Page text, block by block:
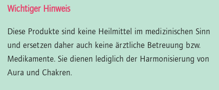
Wichtiger Hinweis
Diese Produkte sind keine Heilmittel im medizinischen Sinn
und ersetzen daher auch keine ärztliche Betreuung bzw.
Medikamente. Sie dienen lediglich der Harmonisierung von
Aura und Chakren.